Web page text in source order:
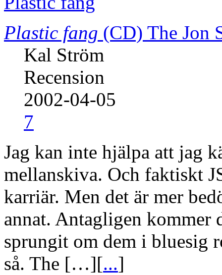
Plastic fang (CD) The Jon
Kal Ström
Recension
2002-04-05
7
Jag kan inte hjälpa att jag
mellanskiva. Och faktiskt
karriär. Men det är mer
annat. Antagligen kommer
sprungit om dem i bluesig
så. The […][...]